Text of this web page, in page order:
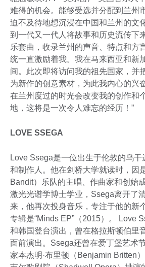
难得的机会。能够受选并分配到兰州
迫不及待地想沉浸在中国和兰州的文
到一代又一代人将故事和历史流传下
乐套曲，收录兰州的声音、特点和方
统一直激励着我。我在马来西亚和新
间。此次即将访问我的祖先国家，并
为新作的创意素材，为此我内心的兴
在兰州度过的时光会改变我的创作和
地，这将是一次令人难忘的经历！”
LOVE SSEGA
Love Ssega是一位出生于伦敦的乌干
和制作人。他在剑桥大学就读时，因
Bandit）乐队的主唱、作曲家和创始
激光光谱学博士学业，Ssega离开了
来，他再次投身音乐，专注于他的新
专辑是“Minds EP”（2015）。 Love
和韩国登台演出，曾在格拉斯顿伯里
面前演出。Ssega还曾在爱丁堡艺术
家本杰明·布里顿（Benjamin Britten